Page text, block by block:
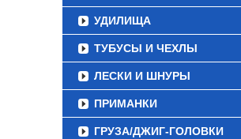
УДИЛИЩА
ТУБУСЫ И ЧЕХЛЫ
ЛЕСКИ И ШНУРЫ
ПРИМАНКИ
ГРУЗА/ДЖИГ-ГОЛОВКИ